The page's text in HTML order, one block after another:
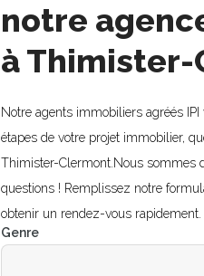
notre
à
Notre agents immobiliers agréés
étapes de votre projet immobilier,
Thimister-Clermont.Nous sommes
questions ! Remplissez notre
obtenir un rendez-vous rapidement.
Genre